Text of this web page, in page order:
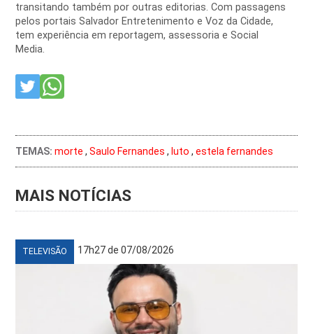
transitando também por outras editorias. Com passagens
pelos portais Salvador Entretenimento e Voz da Cidade,
tem experiência em reportagem, assessoria e Social
Media.
TEMAS: morte ,Saulo Fernandes , luto ,estela fernandes
MAIS NOTÍCIAS
TELEVISÃO 17h27 de 07/08/2026